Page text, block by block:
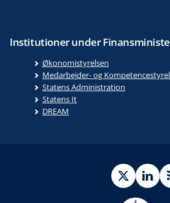
Institutioner under
Økonomistyrelsen
Medarbejder- og
Statens Administration
Statens It
DREAM
Twitter